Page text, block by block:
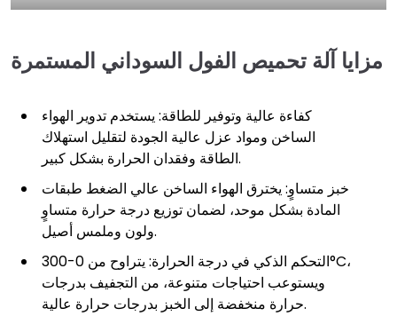
مزايا آلة تحميص الفول السوداني المستمرة
كفاءة عالية وتوفير للطاقة: يستخدم تدوير الهواء
الساخن ومواد عزل عالية الجودة لتقليل استهلاك
الطاقة وفقدان الحرارة بشكل كبير.
خبز متساوٍ: يخترق الهواء الساخن عالي الضغط طبقات
المادة بشكل موحد، لضمان توزيع درجة حرارة متساوٍ
ولون وملمس أصيل.
التحكم الذكي في درجة الحرارة: يتراوح من 0-300°C،
ويستوعب احتياجات متنوعة، من التجفيف بدرجات
حرارة منخفضة إلى الخبز بدرجات حرارة عالية.